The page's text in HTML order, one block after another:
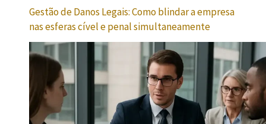
Gestão de Danos Legais: Como blindar a empresa
nas esferas cível e penal simultaneamente